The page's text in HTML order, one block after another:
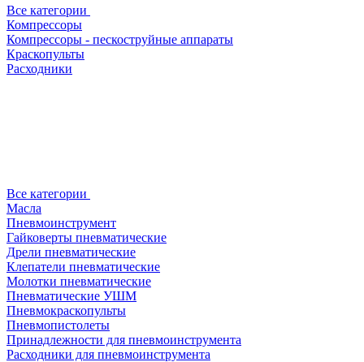
Все категории
Компрессоры
Компрессоры - пескоструйные аппараты
Краскопульты
Расходники
Все категории
Масла
Пневмоинструмент
Гайковерты пневматические
Дрели пневматические
Клепатели пневматические
Молотки пневматические
Пневматические УШМ
Пневмокраскопульты
Пневмопистолеты
Принадлежности для пневмоинструмента
Расходники для пневмоинструмента